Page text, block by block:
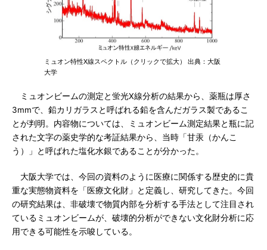
ミュオン特性X線スペクトル（クリックで拡大） 出典：大阪
大学
ミュオンビームの測定と蛍光X線分析の結果から、薬瓶は厚さ
3mmで、鉛カリガラスと呼ばれる鉛を含んだガラス製であるこ
とが判明。内容物については、ミュオンビーム測定結果と瓶に記
された文字の薬史学的な考証結果から、当時「甘汞（かんこ
う）」と呼ばれた塩化水銀であることが分かった。
大阪大学では、今回の資料のように医療に関係する歴史的に貴
重な実態物資料を「医療文化財」と定義し、研究してきた。今回
の研究結果は、非破壊で物質内部を分析する手法として注目され
ているミュオンビームが、破壊的分析ができない文化財分析に応
用できる可能性を示唆している。